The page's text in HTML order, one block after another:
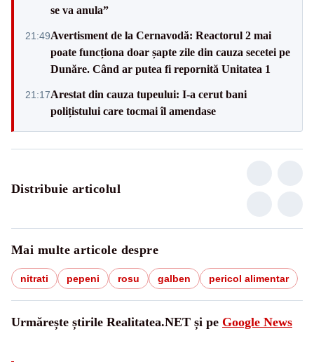
se va anula”
21:49Avertisment de la Cernavodă: Reactorul 2 mai
poate funcționa doar șapte zile din cauza secetei pe
Dunăre. Când ar putea fi repornită Unitatea 1
21:17Arestat din cauza tupeului: I-a cerut bani
polițistului care tocmai îl amendase
Distribuie articolul
Mai multe articole despre
nitrati pepeni rosu galben pericol alimentar
Urmărește știrile Realitatea.NET și pe Google News